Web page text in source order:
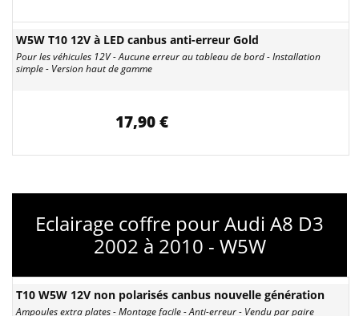
W5W T10 12V à LED canbus anti-erreur Gold
Pour les véhicules 12V - Aucune erreur au tableau de bord - Installation
simple - Version haut de gamme
17,90 €
Eclairage coffre pour Audi A8 D3
2002 à 2010 - W5W
T10 W5W 12V non polarisés canbus nouvelle génération
Ampoules extra plates - Montage facile - Anti-erreur - Vendu par paire